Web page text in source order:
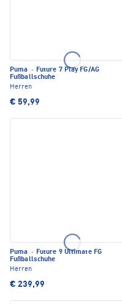
Puma · Future 7 Play FG/AG
Fußballschuhe
Herren
€ 59,99
Puma · Future 9 Ultimate FG
Fußballschuhe
Herren
€ 239,99